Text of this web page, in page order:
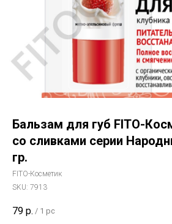
Бальзам для губ FITO-
со сливками серии
гр.
FITO-Косметик
SKU: 7913
79 р. / 1 pc